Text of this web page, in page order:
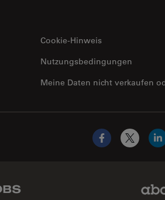
Cookie-Hinweis
Meine Daten nicht verkaufen
Nutzungsbedingungen
Facebook
X